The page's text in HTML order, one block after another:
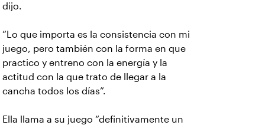
dijo.
“Lo que importa es la consistencia con mi
juego, pero también con la forma en que
practico y entreno con la energía y la
actitud con la que trato de llegar a la
cancha todos los días”.
Ella llama a su juego “definitivamente un